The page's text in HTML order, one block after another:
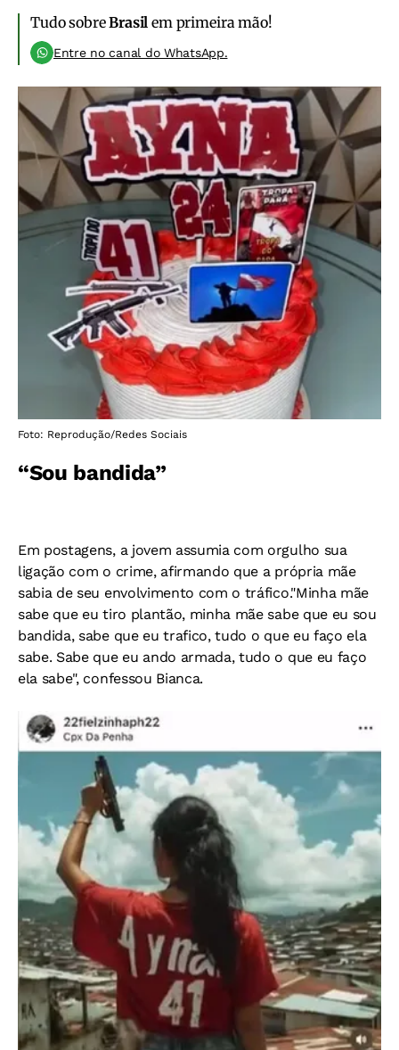
Tudo sobreBrasil em primeira mão!
Entre no canal do WhatsApp.
Foto: Reprodução/Redes Sociais
“Sou bandida”
Em postagens, a jovem assumia com orgulho sua
ligação com o crime, afirmando que a própria mãe
sabia de seu envolvimento com o tráfico."Minha mãe
sabe que eu tiro plantão, minha mãe sabe que eu sou
bandida, sabe que eu trafico, tudo o que eu faço ela
sabe. Sabe que eu ando armada, tudo o que eu faço
ela sabe", confessou Bianca.